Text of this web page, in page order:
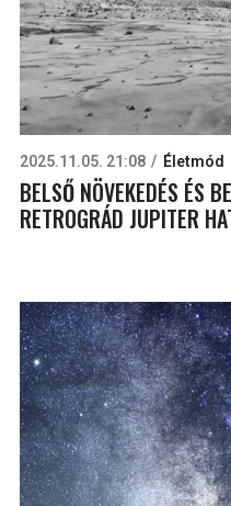
2025.11.05. 21:08 Életmód
BELSŐ NÖVEKEDÉS ÉS
RETROGRÁD JUPITER